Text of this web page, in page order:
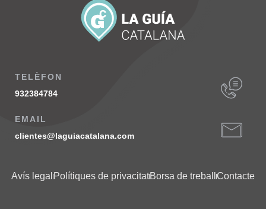
TELÈFON
932384784
EMAIL
clientes@laguiacatalana.com
Avís legal Polítiques de privacitatBorsa de treball Contacte